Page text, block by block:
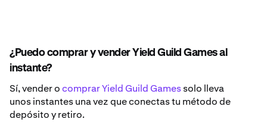
¿Puedo comprar y vender Yield Guild Games al
instante?
Sí, vender ocomprar Yield Guild Gamessolo lleva
unos instantes una vez que conectas tu método de
depósito y retiro.